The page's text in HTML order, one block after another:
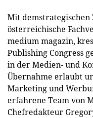
Mit
österreichische
medium magazin,
Publishing Congress
in der Medien- und
Übernahme erlaubt
Marketing und
erfahrene Team von
Chefredakteur